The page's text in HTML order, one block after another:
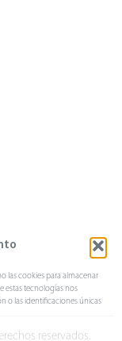
las cookies para almacenar
estas tecnologías nos
o las identificaciones únicas
reservados.